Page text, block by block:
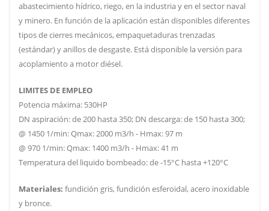
abastecimiento hídrico, riego, en la industria y en el sector naval
y minero. En función de la aplicación están disponibles diferentes
tipos de cierres mecánicos, empaquetaduras trenzadas
(estándar) y anillos de desgaste. Está disponible la versión para
acoplamiento a motor diésel.
LIMITES DE EMPLEO
Potencia máxima: 530HP
DN aspiración: de 200 hasta 350; DN descarga: de 150 hasta 300;
@ 1450 1/min: Qmax: 2000 m3/h - Hmax: 97 m
@ 970 1/min: Qmax: 1400 m3/h - Hmax: 41 m
Temperatura del liquido bombeado: de -15°C hasta +120°C
Materiales: fundición gris, fundición esferoidal, acero inoxidable
y bronce.